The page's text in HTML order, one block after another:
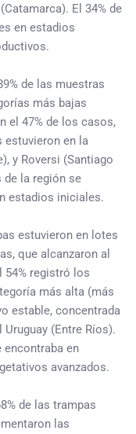
El 34% de
en estadios
de las muestras
más bajas
el 47% de los casos,
estuvieron en la
y Roversi (Santiago
de la región se
estadios iniciales.
estuvieron en lotes
que alcanzaron al
54% registró los
más alta (más
estable, concentrada
(Entre Ríos).
encontraba en
avanzados.
de las trampas
las